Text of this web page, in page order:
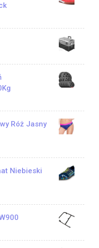
Róż Jasny
Niebieski